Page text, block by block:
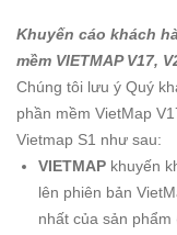
Khuyến cáo khách
mềm VIETMAP V17,
Chúng tôi lưu ý Quý
phần mềm VietMap
Vietmap S1 như sau:
VIETMAP khuyến
lên phiên bản
nhất của sản